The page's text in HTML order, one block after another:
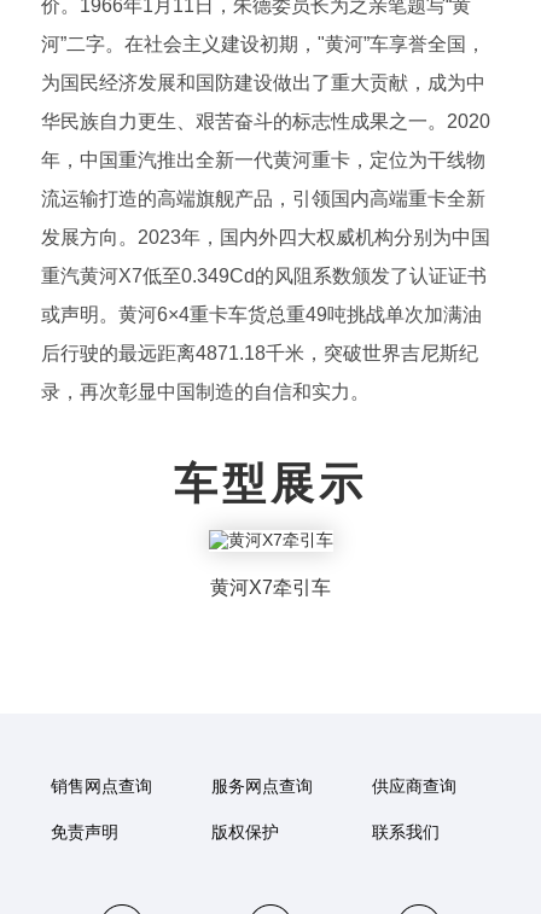
价。1966年1月11日，朱德委员长为之亲笔题写“黄
河”二字。在社会主义建设初期，"黄河”车享誉全国，
为国民经济发展和国防建设做出了重大贡献，成为中
华民族自力更生、艰苦奋斗的标志性成果之一。2020
年，中国重汽推出全新一代黄河重卡，定位为干线物
流运输打造的高端旗舰产品，引领国内高端重卡全新
发展方向。2023年，国内外四大权威机构分别为中国
重汽黄河X7低至0.349Cd的风阻系数颁发了认证证书
或声明。黄河6×4重卡车货总重49吨挑战单次加满油
后行驶的最远距离4871.18千米，突破世界吉尼斯纪
录，再次彰显中国制造的自信和实力。
车型展示
黄河X7牵引车
销售网点查询 服务网点查询 供应商查询
免责声明 版权保护 联系我们